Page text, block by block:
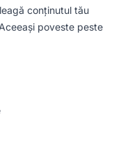
conținutul tău
poveste peste